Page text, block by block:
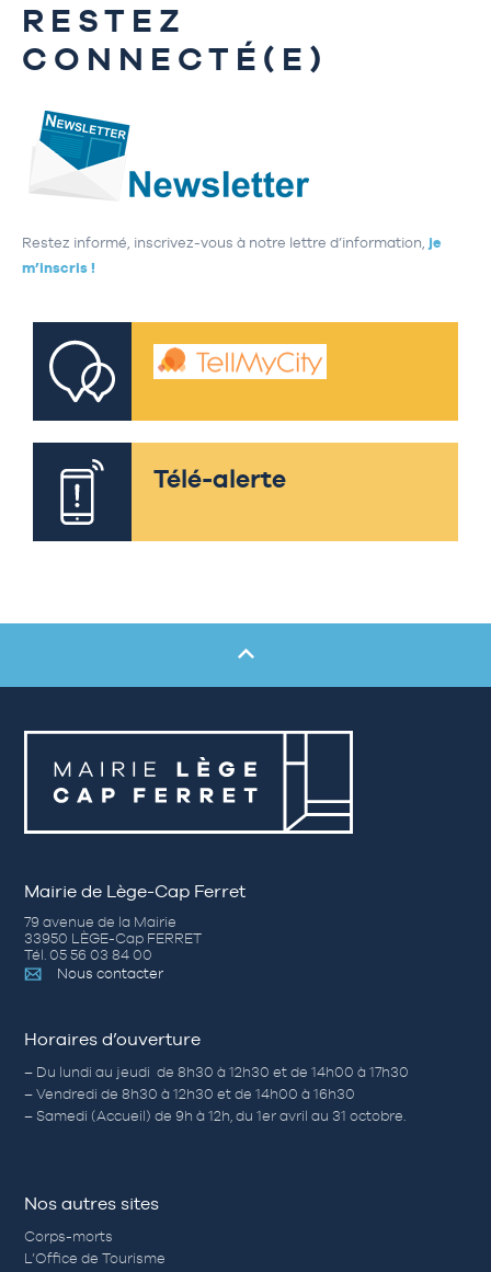
RESTEZ
CONNECTÉ(E)
Restez informé, inscrivez-vous à notre lettre d’information, je
m’inscris !
Télé-alerte
Mairie de Lège-Cap Ferret
79 avenue de la Mairie
33950 LÈGE-Cap FERRET
Tél. 05 56 03 84 00
Nous contacter
Horaires d’ouverture
– Du lundi au jeudi de 8h30 à 12h30 et de 14h00 à 17h30
– Vendredi de 8h30 à 12h30 et de 14h00 à 16h30
– Samedi (Accueil) de 9h à 12h, du 1er avril au 31 octobre.
Nos autres sites
Corps-morts
L’Office de Tourisme